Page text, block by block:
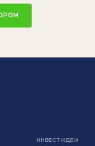
ИНВЕСТ ИДЕИ